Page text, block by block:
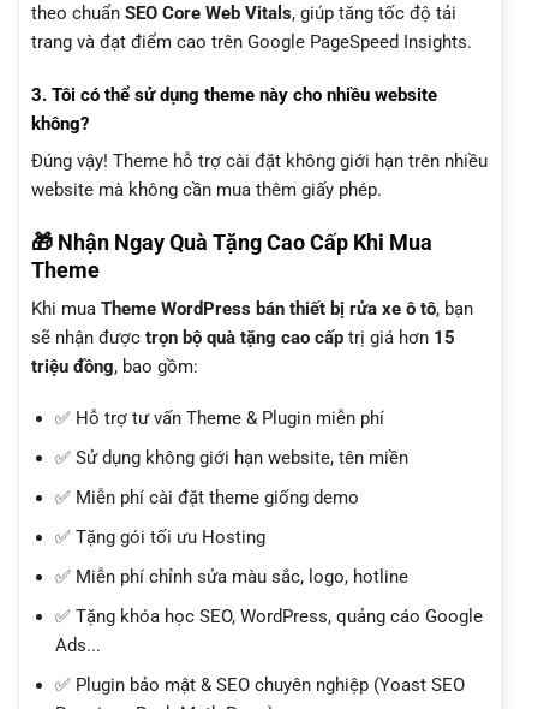
theo chuẩn SEO Core Web Vitals, giúp tăng tốc độ tải
trang và đạt điểm cao trên Google PageSpeed Insights.
3. Tôi có thể sử dụng theme này cho nhiều website
không?
Đúng vậy! Theme hỗ trợ cài đặt không giới hạn trên nhiều
website mà không cần mua thêm giấy phép.
🎁 Nhận Ngay Quà Tặng Cao Cấp Khi Mua
Theme
Khi mua Theme WordPress bán thiết bị rửa xe ô tô, bạn
sẽ nhận được trọn bộ quà tặng cao cấp trị giá hơn 15
triệu đồng, bao gồm:
✅ Hỗ trợ tư vấn Theme & Plugin miễn phí
✅ Sử dụng không giới hạn website, tên miền
✅ Miễn phí cài đặt theme giống demo
✅ Tặng gói tối ưu Hosting
✅ Miễn phí chỉnh sửa màu sắc, logo, hotline
✅ Tặng khóa học SEO, WordPress, quảng cáo Google
Ads...
✅ Plugin bảo mật & SEO chuyên nghiệp (Yoast SEO